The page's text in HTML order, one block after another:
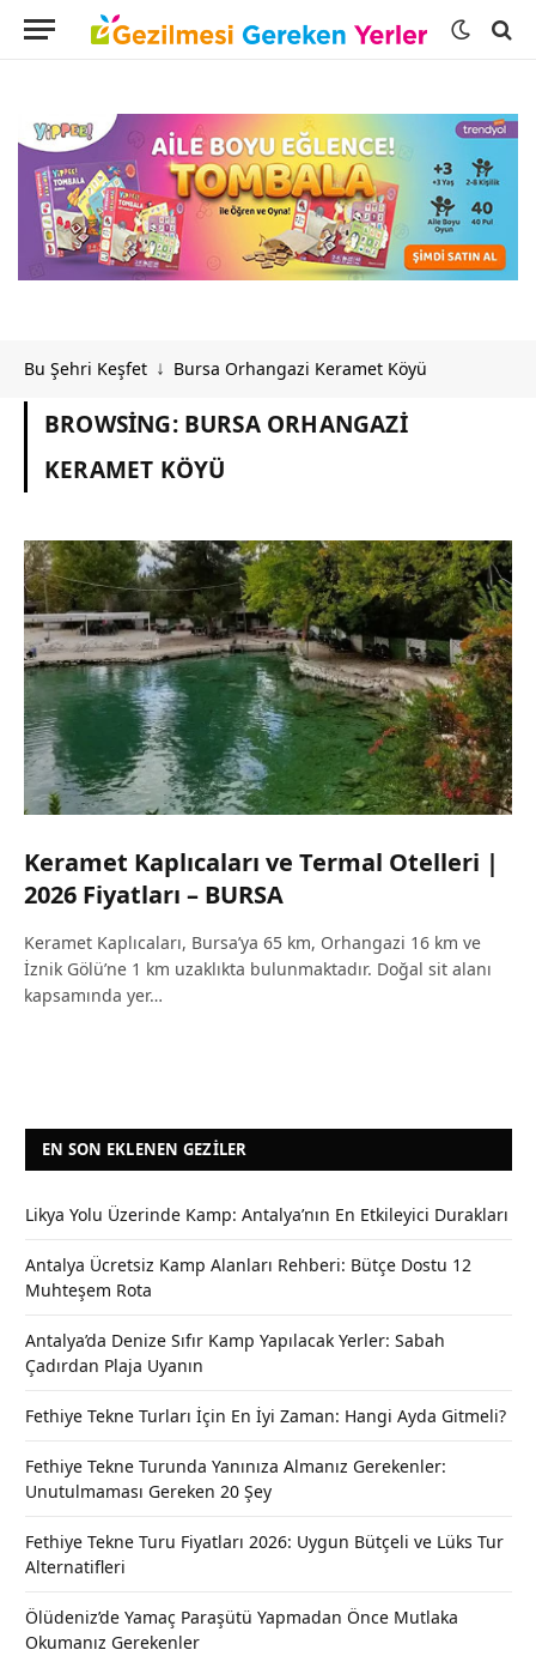
Bu Şehri Keşfet ↓ Bursa Orhangazi Keramet Köyü
BROWSING: BURSA ORHANGAZI
KERAMET KÖYÜ
Keramet Kaplıcaları ve Termal Otelleri |
2026 Fiyatları – BURSA
Keramet Kaplıcaları, Bursa’ya 65 km, Orhangazi 16 km ve
İznik Gölü’ne 1 km uzaklıkta bulunmaktadır. Doğal sit alanı
kapsamında yer…
EN SON EKLENEN GEZILER
Likya Yolu Üzerinde Kamp: Antalya’nın En Etkileyici Durakları
Antalya Ücretsiz Kamp Alanları Rehberi: Bütçe Dostu 12
Muhteşem Rota
Antalya’da Denize Sıfır Kamp Yapılacak Yerler: Sabah
Çadırdan Plaja Uyanın
Fethiye Tekne Turları İçin En İyi Zaman: Hangi Ayda Gitmeli?
Fethiye Tekne Turunda Yanınıza Almanız Gerekenler:
Unutulmaması Gereken 20 Şey
Fethiye Tekne Turu Fiyatları 2026: Uygun Bütçeli ve Lüks Tur
Alternatifleri
Ölüdeniz’de Yamaç Paraşütü Yapmadan Önce Mutlaka
Okumanız Gerekenler